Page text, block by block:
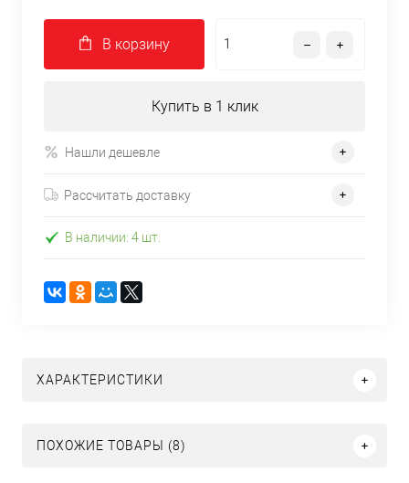
В корзину
Купить в 1 клик
Нашли дешевле
Рассчитать доставку
В наличии: 4 шт.
ХАРАКТЕРИСТИКИ
ПОХОЖИЕ ТОВАРЫ (8)